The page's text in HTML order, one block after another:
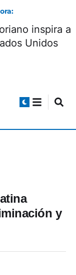
inspira a
Unidos
y